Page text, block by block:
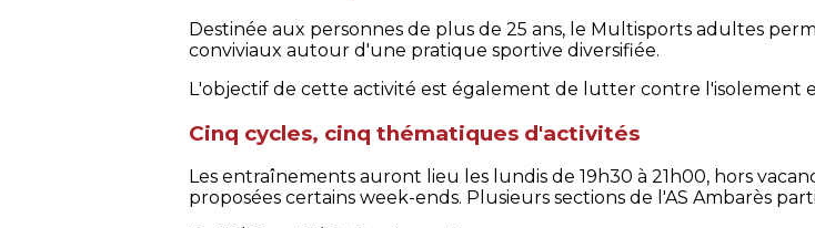
Destinée aux personnes de plus de 25 ans, le Multisports adultes
conviviaux autour d'une pratique sportive diversifiée.
L'objectif de cette activité est également de lutter contre l'isolement
Cinq cycles, cinq thématiques d'activités
Les entraînements auront lieu les lundis de 19h30 à 21h00, hors
proposées certains week-ends. Plusieurs sections de l'AS Ambarès